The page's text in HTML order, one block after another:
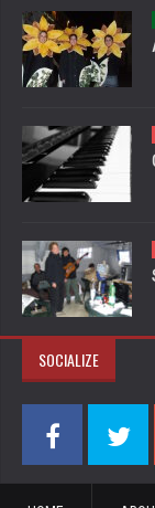
SOCIALIZE